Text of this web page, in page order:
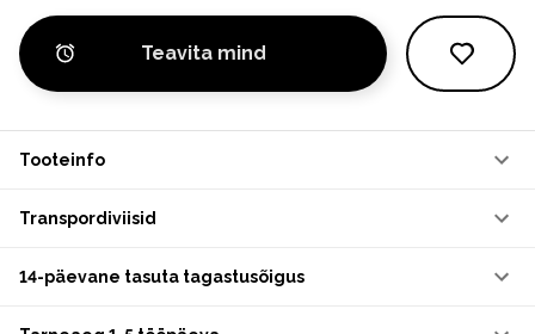
Teavita mind
Tooteinfo
Transpordiviisid
14-päevane tasuta tagastusõigus